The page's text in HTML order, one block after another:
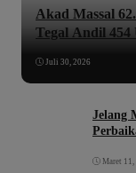
Akad Massal
Tegal Andil 454
Juli 30, 2026
Jelang
Maret 11,